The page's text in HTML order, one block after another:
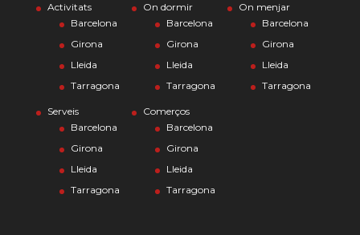
Activitats
Barcelona
Girona
Lleida
Tarragona
On dormir
Barcelona
Girona
Lleida
Tarragona
On menjar
Barcelona
Girona
Lleida
Tarragona
Serveis
Barcelona
Girona
Lleida
Tarragona
Comerços
Barcelona
Girona
Lleida
Tarragona